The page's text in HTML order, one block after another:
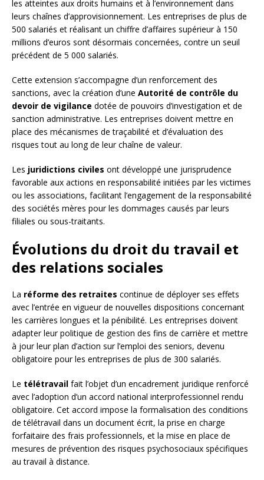
les atteintes aux droits humains et à l’environnement dans
leurs chaînes d’approvisionnement. Les entreprises de plus de
500 salariés et réalisant un chiffre d’affaires supérieur à 150
millions d’euros sont désormais concernées, contre un seuil
précédent de 5 000 salariés.
Cette extension s’accompagne d’un renforcement des
sanctions, avec la création d’une Autorité de contrôle du
devoir de vigilance dotée de pouvoirs d’investigation et de
sanction administrative. Les entreprises doivent mettre en
place des mécanismes de traçabilité et d’évaluation des
risques tout au long de leur chaîne de valeur.
Les juridictions civiles ont développé une jurisprudence
favorable aux actions en responsabilité initiées par les victimes
ou les associations, facilitant l’engagement de la responsabilité
des sociétés mères pour les dommages causés par leurs
filiales ou sous-traitants.
Évolutions du droit du travail et
des relations sociales
La réforme des retraites continue de déployer ses effets
avec l’entrée en vigueur de nouvelles dispositions concernant
les carrières longues et la pénibilité. Les entreprises doivent
adapter leur politique de gestion des fins de carrière et mettre
à jour leur plan d’action sur l’emploi des seniors, devenu
obligatoire pour les entreprises de plus de 300 salariés.
Le télétravail fait l’objet d’un encadrement juridique renforcé
avec l’adoption d’un accord national interprofessionnel rendu
obligatoire. Cet accord impose la formalisation des conditions
de télétravail dans un document écrit, la prise en charge
forfaitaire des frais professionnels, et la mise en place de
mesures de prévention des risques psychosociaux spécifiques
au travail à distance.